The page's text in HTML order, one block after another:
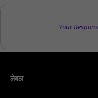
Your
लेबल